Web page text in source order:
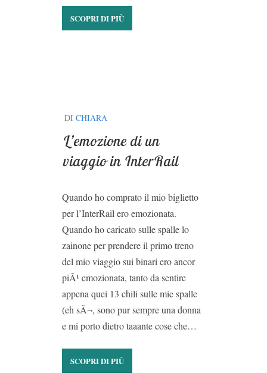
SCOPRI DI PIÙ
DI CHIARA
L’emozione di un
viaggio in InterRail
Quando ho comprato il mio biglietto
per l’InterRail ero emozionata.
Quando ho caricato sulle spalle lo
zainone per prendere il primo treno
del mio viaggio sui binari ero ancor
piÃ¹ emozionata, tanto da sentire
appena quei 13 chili sulle mie spalle
(eh sÃ¬, sono pur sempre una donna
e mi porto dietro taaante cose che…
SCOPRI DI PIÙ